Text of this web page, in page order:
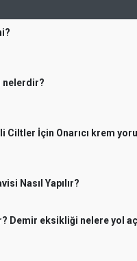
nelerdir?
Ciltler İçin Onarıcı krem
Nasıl Yapılır?
Demir eksikliği nelere yol